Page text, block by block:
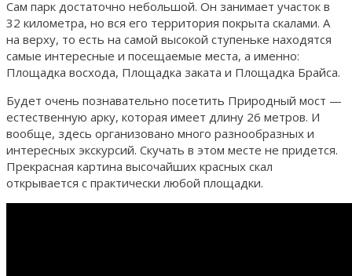
Сам парк достаточно небольшой. Он занимает участок в
32 километра, но вся его территория покрыта скалами. А
на верху, то есть на самой высокой ступеньке находятся
самые интересные и посещаемые места, а именно:
Площадка восхода, Площадка заката и Площадка Брайса.
Будет очень познавательно посетить Природный мост —
естественную арку, которая имеет длину 26 метров. И
вообще, здесь организовано много разнообразных и
интересных экскурсий. Скучать в этом месте не придется.
Прекрасная картина высочайших красных скал
открывается с практически любой площадки.